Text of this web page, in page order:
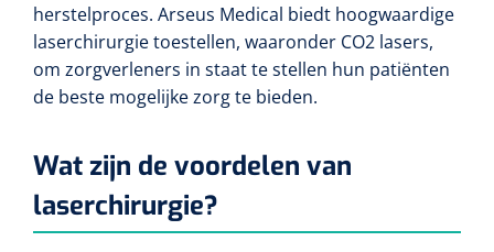
herstelproces. Arseus Medical biedt hoogwaardige
laserchirurgie toestellen, waaronder CO2 lasers,
om zorgverleners in staat te stellen hun patiënten
de beste mogelijke zorg te bieden.
Wat zijn de voordelen van
laserchirurgie?